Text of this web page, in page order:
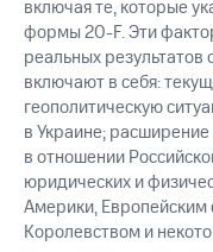
включая те, которые
формы 20-F. Эти
реальных результатов
включают в себя:
геополитическую
в Украине;
в отношении
юридических и
Америки,
Королевством и